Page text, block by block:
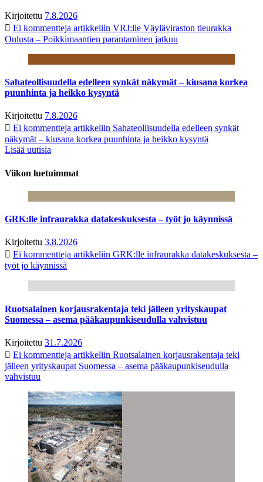
Kirjoitettu 7.8.2026
Ei kommentteja artikkeliin VRJ:lle Väyläviraston tieurakka
Oulusta – Poikkimaantien parantaminen jatkuu
Sahateollisuudella edelleen synkät näkymät – kiusana korkea
puunhinta ja heikko kysyntä
Kirjoitettu 7.8.2026
Ei kommentteja artikkeliin Sahateollisuudella edelleen synkät
näkymät – kiusana korkea puunhinta ja heikko kysyntä
Lisää uutisia
Viikon luetuimmat
GRK:lle infraurakka datakeskuksesta – työt jo käynnissä
Kirjoitettu 3.8.2026
Ei kommentteja artikkeliin GRK:lle infraurakka datakeskuksesta –
työt jo käynnissä
Ruotsalainen korjausrakentaja teki jälleen yrityskaupat
Suomessa – asema pääkaupunkiseudulla vahvistuu
Kirjoitettu 31.7.2026
Ei kommentteja artikkeliin Ruotsalainen korjausrakentaja teki
jälleen yrityskaupat Suomessa – asema pääkaupunkiseudulla
vahvistuu